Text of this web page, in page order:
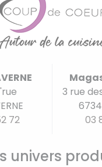
72
3 rue
03
univers